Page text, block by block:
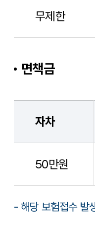
무제한
면책금
자차
50만원
- 해당 보험접수 발